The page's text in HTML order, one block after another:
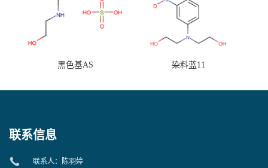
黑色基AS 染料蓝11
联系信息
联系人：陈羽婷